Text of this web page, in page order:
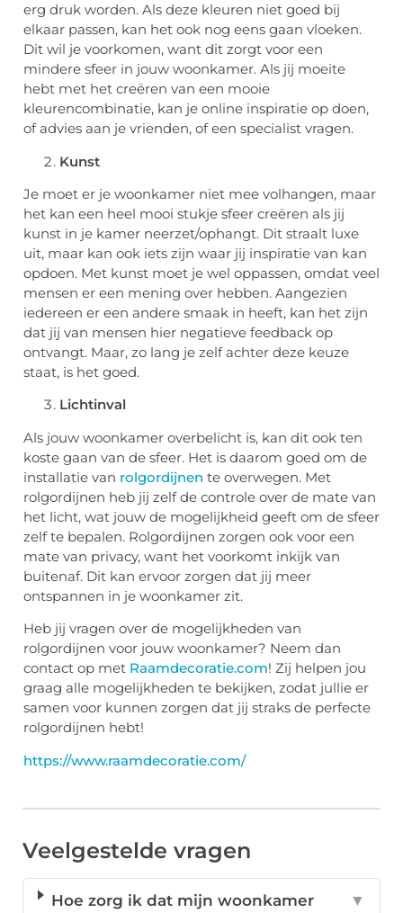
erg druk worden. Als deze kleuren niet goed bij
elkaar passen, kan het ook nog eens gaan vloeken.
Dit wil je voorkomen, want dit zorgt voor een
mindere sfeer in jouw woonkamer. Als jij moeite
hebt met het creëren van een mooie
kleurencombinatie, kan je online inspiratie op doen,
of advies aan je vrienden, of een specialist vragen.
Kunst
Je moet er je woonkamer niet mee volhangen, maar
het kan een heel mooi stukje sfeer creëren als jij
kunst in je kamer neerzet/ophangt. Dit straalt luxe
uit, maar kan ook iets zijn waar jij inspiratie van kan
opdoen. Met kunst moet je wel oppassen, omdat veel
mensen er een mening over hebben. Aangezien
iedereen er een andere smaak in heeft, kan het zijn
dat jij van mensen hier negatieve feedback op
ontvangt. Maar, zo lang je zelf achter deze keuze
staat, is het goed.
Lichtinval
Als jouw woonkamer overbelicht is, kan dit ook ten
koste gaan van de sfeer. Het is daarom goed om de
installatie van rolgordijnen te overwegen. Met
rolgordijnen heb jij zelf de controle over de mate van
het licht, wat jouw de mogelijkheid geeft om de sfeer
zelf te bepalen. Rolgordijnen zorgen ook voor een
mate van privacy, want het voorkomt inkijk van
buitenaf. Dit kan ervoor zorgen dat jij meer
ontspannen in je woonkamer zit.
Heb jij vragen over de mogelijkheden van
rolgordijnen voor jouw woonkamer? Neem dan
contact op met Raamdecoratie.com! Zij helpen jou
graag alle mogelijkheden te bekijken, zodat jullie er
samen voor kunnen zorgen dat jij straks de perfecte
rolgordijnen hebt!
https://www.raamdecoratie.com/
Veelgestelde vragen
Hoe zorg ik dat mijn woonkamer
▼